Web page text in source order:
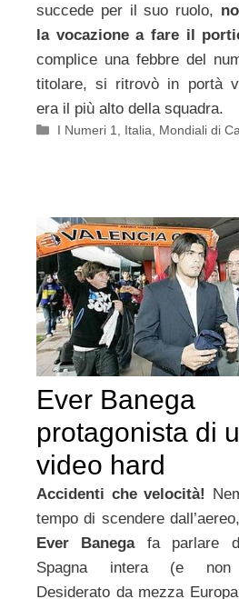
succede per il suo ruolo,
la vocazione a fare il
complice una febbre del
titolare, si ritrovò in portà
era il più alto della squadra.
Categorie
I Numeri 1 Italia Mondiali di
Ever Banega
protagonista di
video hard
Accidenti che velocità!
tempo di scendere
Ever Banega fa parlare
Spagna intera (e non
Desiderato da mezza